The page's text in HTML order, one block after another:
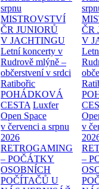
srpnu
MISTROVSTVÍ
ČR JUNIORŮ
V JACHTINGU
Letní koncerty v
Rudrově mlýně –
občerstvení v srdci
Ratibořic
POHÁDKOVÁ
CESTA Luxfer
Open Space
v červenci a srpnu
2026
RETROGAMING
– POČÁTKY
OSOBNÍCH
POČÍTAČŮ U
ČR
V
v
–